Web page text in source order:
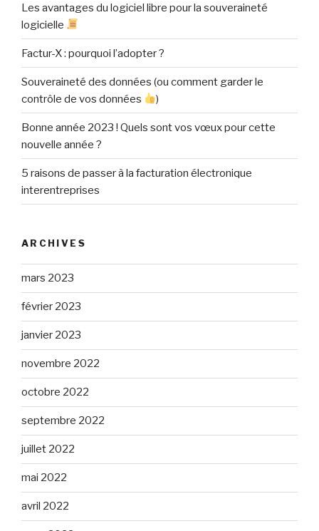
Les avantages du logiciel libre pour la souveraineté
logicielle
Factur-X : pourquoi l’adopter ?
Souveraineté des données (ou comment garder le
contrôle de vos données
)
Bonne année 2023 ! Quels sont vos vœux pour cette
nouvelle année ?
5 raisons de passer à la facturation électronique
interentreprises
ARCHIVES
mars 2023
février 2023
janvier 2023
novembre 2022
octobre 2022
septembre 2022
juillet 2022
mai 2022
avril 2022